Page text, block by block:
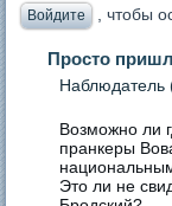
Войдите , чтобы
Просто
Наблюдатель
Возможно ли
пранкеры
Это ли не